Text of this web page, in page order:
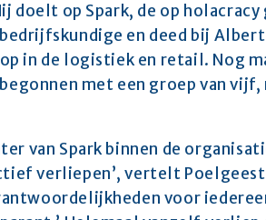
op Spark, de op holacracy
en deed bij Albert
in de logistiek en retail. Nog
met een groep van
van Spark binnen de
verliepen’, vertelt Poelgeest
voor